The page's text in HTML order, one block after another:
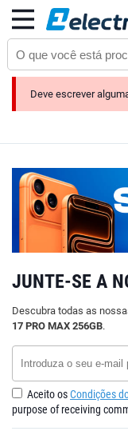
Deve escrever
JUNTE-SE A
Descubra todas as
17 PRO MAX 256GB.
Aceito osCondições
purpose of receiving